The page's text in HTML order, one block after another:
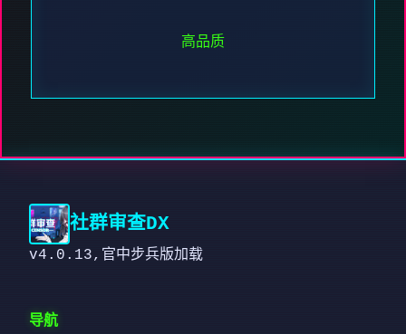
高品质
社群审查DX
v4.0.13,官中步兵版加载
导航